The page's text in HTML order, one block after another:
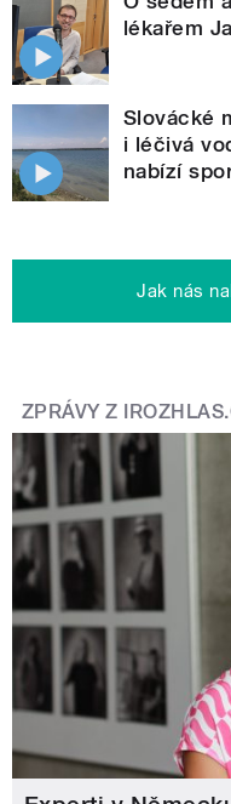
lékařem
Slovácké
i léčivá
nabízí
Jak nás
ZPRÁVY Z